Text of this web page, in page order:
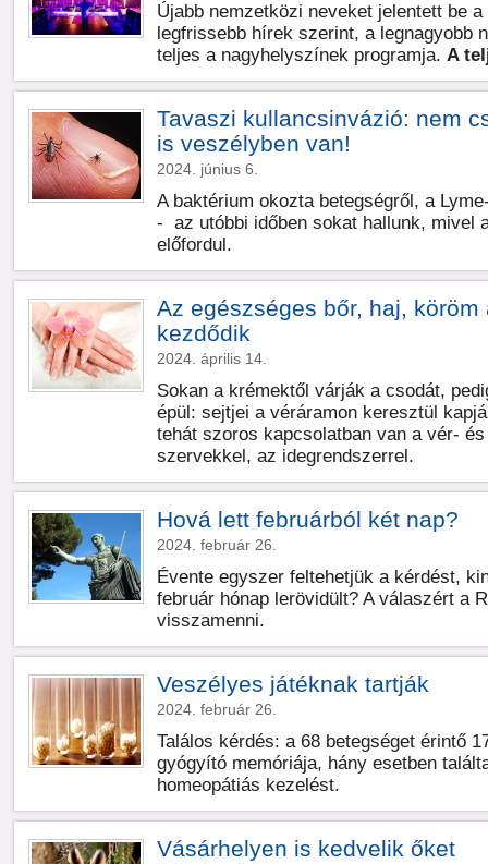
Újabb nemzetközi neveket jelentett be
legfrissebb hírek szerint, a legnagyobb
teljes a nagyhelyszínek programja. A
Tavaszi kullancsinvázió: nem
is veszélyben van!
2024. június 6.
A baktérium okozta betegségről, a
- az utóbbi időben sokat hallunk, mivel
előfordul.
Az egészséges bőr, haj,
kezdődik
2024. április 14.
Sokan a krémektől várják a csodát,
épül: sejtjei a véráramon keresztül
tehát szoros kapcsolatban van a vér-
szervekkel, az idegrendszerrel.
Hová lett februárból két nap?
2024. február 26.
Évente egyszer feltehetjük a kérdést,
február hónap lerövidült? A válaszért a
visszamenni.
Veszélyes játéknak tartják
2024. február 26.
Találos kérdés: a 68 betegséget érintő
gyógyító memóriája, hány esetben
homeopátiás kezelést.
Vásárhelyen is kedvelik őket